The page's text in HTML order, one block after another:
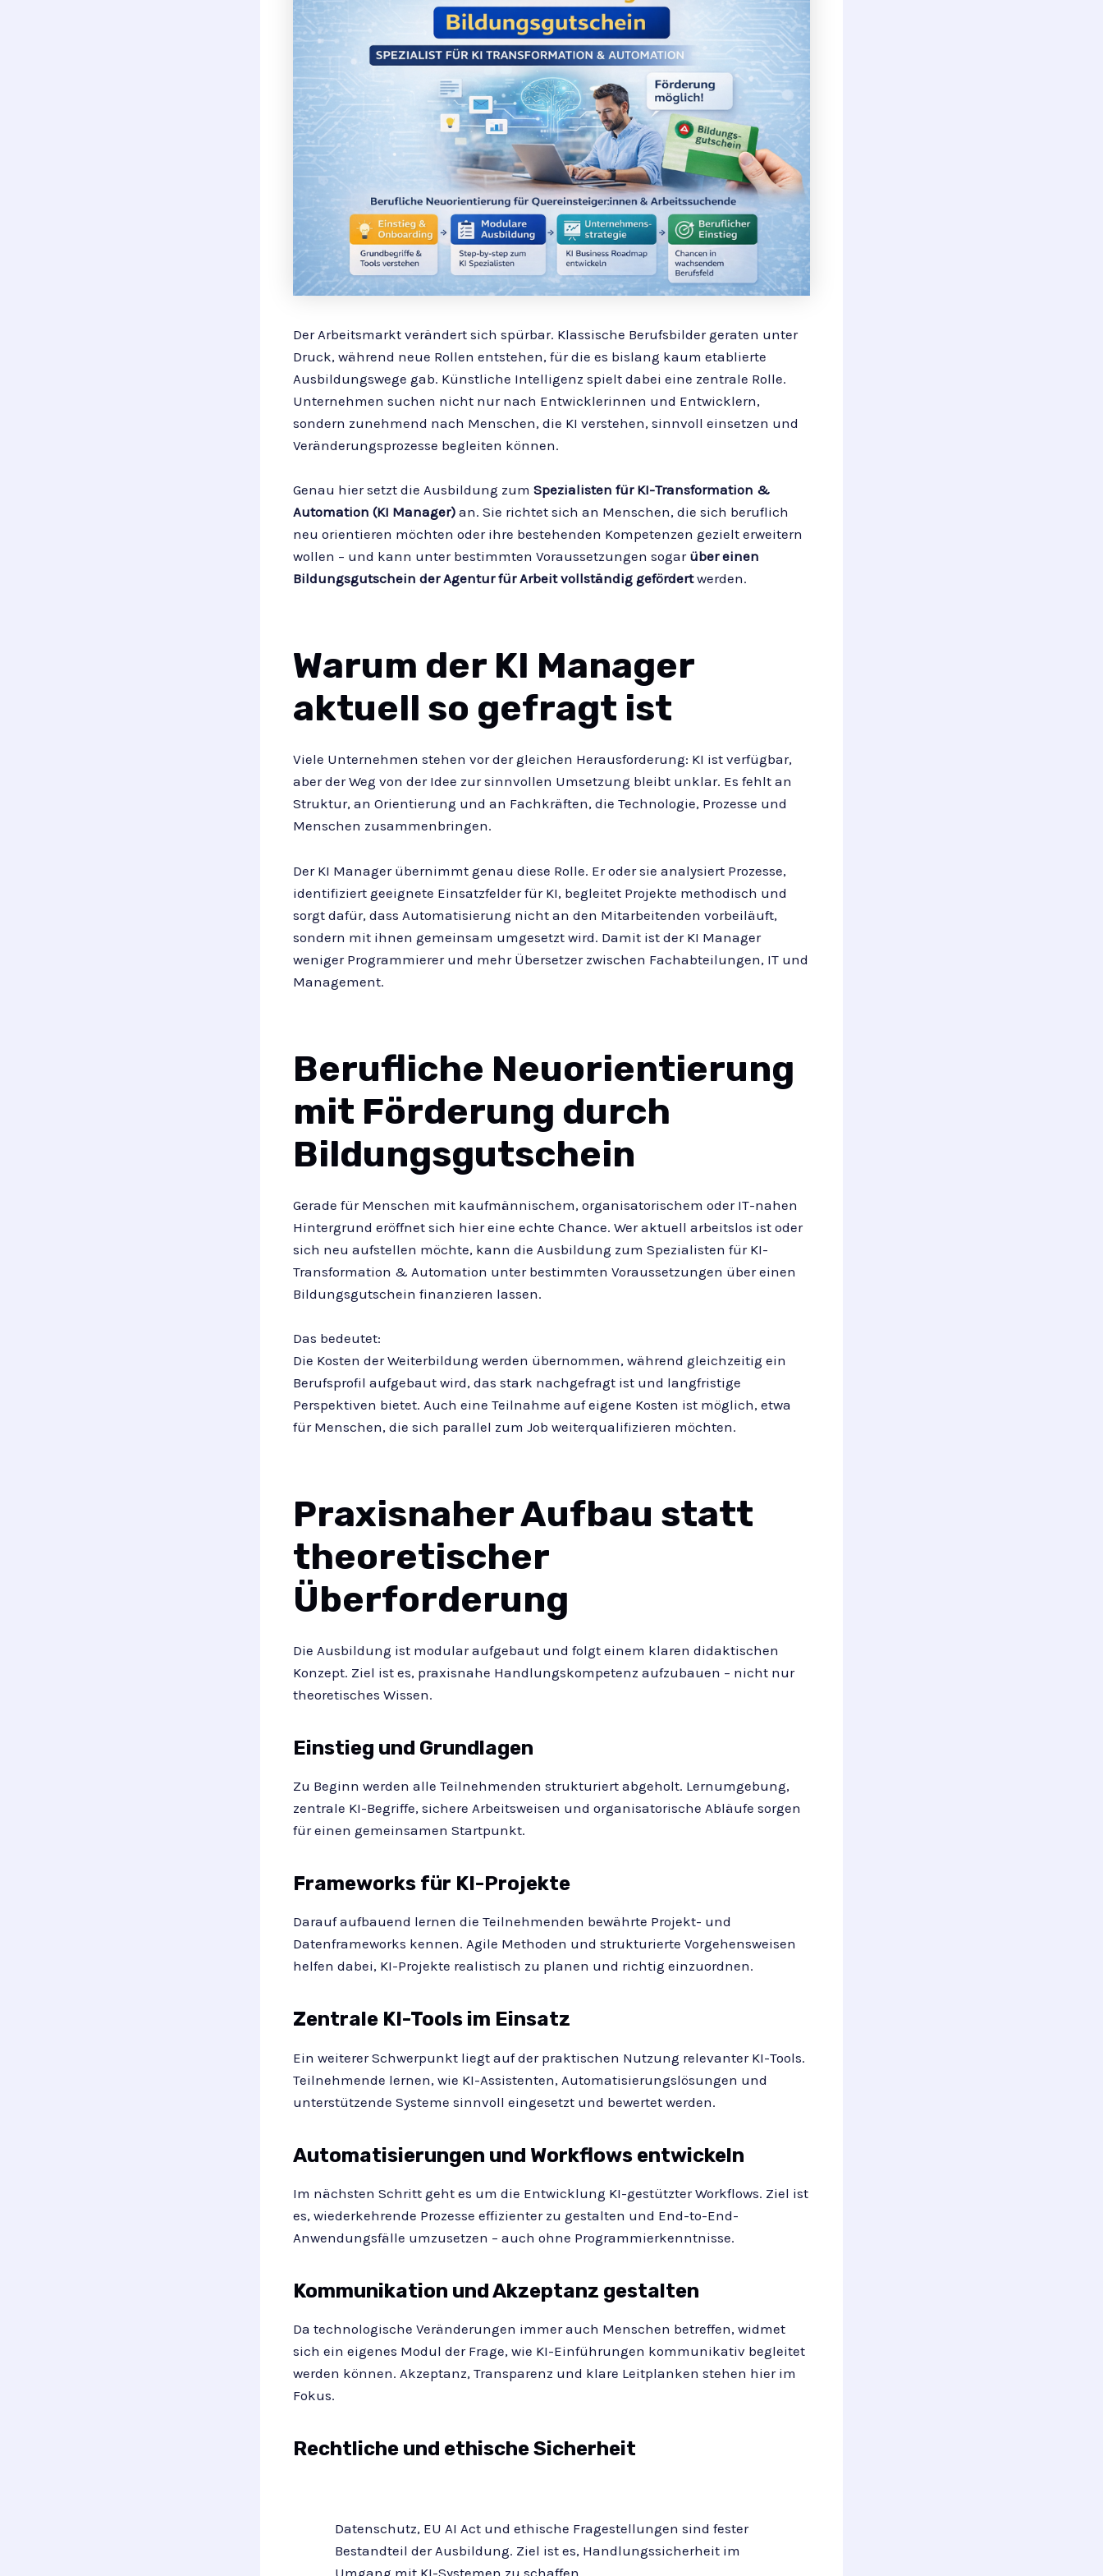
Der Arbeitsmarkt verändert sich spürbar. Klassische Berufsbilder geraten unter
Druck, während neue Rollen entstehen, für die es bislang kaum etablierte
Ausbildungswege gab. Künstliche Intelligenz spielt dabei eine zentrale Rolle.
Unternehmen suchen nicht nur nach Entwicklerinnen und Entwicklern,
sondern zunehmend nach Menschen, die KI verstehen, sinnvoll einsetzen und
Veränderungsprozesse begleiten können.
Genau hier setzt die Ausbildung zum Spezialisten für KI-Transformation &
Automation (KI Manager) an. Sie richtet sich an Menschen, die sich beruflich
neu orientieren möchten oder ihre bestehenden Kompetenzen gezielt erweitern
wollen – und kann unter bestimmten Voraussetzungen sogar über einen
Bildungsgutschein der Agentur für Arbeit vollständig gefördertwerden.
Warum der KI Manager
aktuell so gefragt ist
Viele Unternehmen stehen vor der gleichen Herausforderung: KI ist verfügbar,
aber der Weg von der Idee zur sinnvollen Umsetzung bleibt unklar. Es fehlt an
Struktur, an Orientierung und an Fachkräften, die Technologie, Prozesse und
Menschen zusammenbringen.
Der KI Manager übernimmt genau diese Rolle. Er oder sie analysiert Prozesse,
identifiziert geeignete Einsatzfelder für KI, begleitet Projekte methodisch und
sorgt dafür, dass Automatisierung nicht an den Mitarbeitenden vorbeiläuft,
sondern mit ihnen gemeinsam umgesetzt wird. Damit ist der KI Manager
weniger Programmierer und mehr Übersetzer zwischen Fachabteilungen, IT und
Management.
Berufliche Neuorientierung
mit Förderung durch
Bildungsgutschein
Gerade für Menschen mit kaufmännischem, organisatorischem oder IT-nahen
Hintergrund eröffnet sich hier eine echte Chance. Wer aktuell arbeitslos ist oder
sich neu aufstellen möchte, kann die Ausbildung zum Spezialisten für KI-
Transformation & Automation unter bestimmten Voraussetzungen über einen
Bildungsgutschein finanzieren lassen.
Das bedeutet:
Die Kosten der Weiterbildung werden übernommen, während gleichzeitig ein
Berufsprofil aufgebaut wird, das stark nachgefragt ist und langfristige
Perspektiven bietet. Auch eine Teilnahme auf eigene Kosten ist möglich, etwa
für Menschen, die sich parallel zum Job weiterqualifizieren möchten.
Praxisnaher Aufbau statt
theoretischer
Überforderung
Die Ausbildung ist modular aufgebaut und folgt einem klaren didaktischen
Konzept. Ziel ist es, praxisnahe Handlungskompetenz aufzubauen – nicht nur
theoretisches Wissen.
Einstieg und Grundlagen
Zu Beginn werden alle Teilnehmenden strukturiert abgeholt. Lernumgebung,
zentrale KI-Begriffe, sichere Arbeitsweisen und organisatorische Abläufe sorgen
für einen gemeinsamen Startpunkt.
Frameworks für KI-Projekte
Darauf aufbauend lernen die Teilnehmenden bewährte Projekt- und
Datenframeworks kennen. Agile Methoden und strukturierte Vorgehensweisen
helfen dabei, KI-Projekte realistisch zu planen und richtig einzuordnen.
Zentrale KI-Tools im Einsatz
Ein weiterer Schwerpunkt liegt auf der praktischen Nutzung relevanter KI-Tools.
Teilnehmende lernen, wie KI-Assistenten, Automatisierungslösungen und
unterstützende Systeme sinnvoll eingesetzt und bewertet werden.
Automatisierungen und Workflows entwickeln
Im nächsten Schritt geht es um die Entwicklung KI-gestützter Workflows. Ziel ist
es, wiederkehrende Prozesse effizienter zu gestalten und End-to-End-
Anwendungsfälle umzusetzen – auch ohne Programmierkenntnisse.
Kommunikation und Akzeptanz gestalten
Da technologische Veränderungen immer auch Menschen betreffen, widmet
sich ein eigenes Modul der Frage, wie KI-Einführungen kommunikativ begleitet
werden können. Akzeptanz, Transparenz und klare Leitplanken stehen hier im
Fokus.
Rechtliche und ethische Sicherheit
Datenschutz, EU AI Act und ethische Fragestellungen sind fester
Bestandteil der Ausbildung. Ziel ist es, Handlungssicherheit im